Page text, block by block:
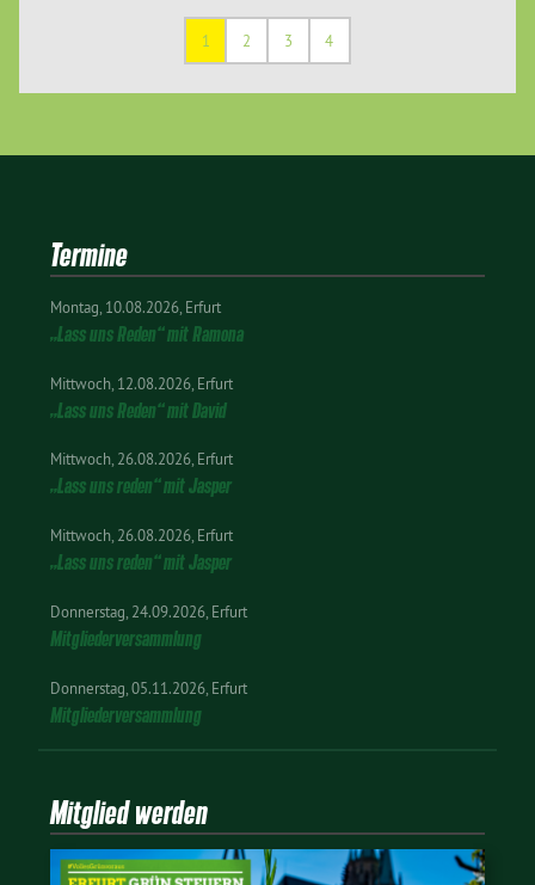
1 2 3 4
Termine
Montag 10.08.2026 Erfurt
„Lass uns Reden“ mit Ramona
Mittwoch 12.08.2026 Erfurt
„Lass uns Reden“ mit David
Mittwoch 26.08.2026 Erfurt
„Lass uns reden“ mit Jasper
Mittwoch 26.08.2026 Erfurt
„Lass uns reden“ mit Jasper
Donnerstag 24.09.2026 Erfurt
Mitgliederversammlung
Donnerstag 05.11.2026 Erfurt
Mitgliederversammlung
Mitglied werden